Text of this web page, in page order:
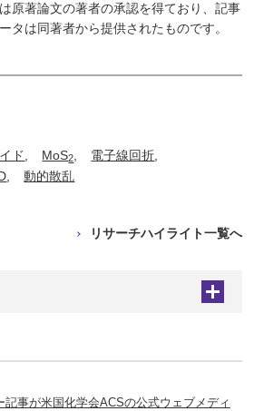
原著論文の著者の承認を得ており、記事
タは同著者から提供されたものです。
ド MoS2
電子線回折
動的散乱
リサーチハイライト一覧へ
+
記事が米国化学会ACSの公式ウェブメディ